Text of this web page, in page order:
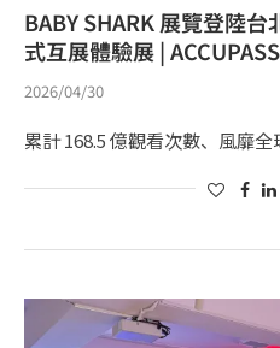
BABY SHARK 展覽登陸
式互展體驗展 |
2026/04/30
累計 168.5 億觀看次數、風靡